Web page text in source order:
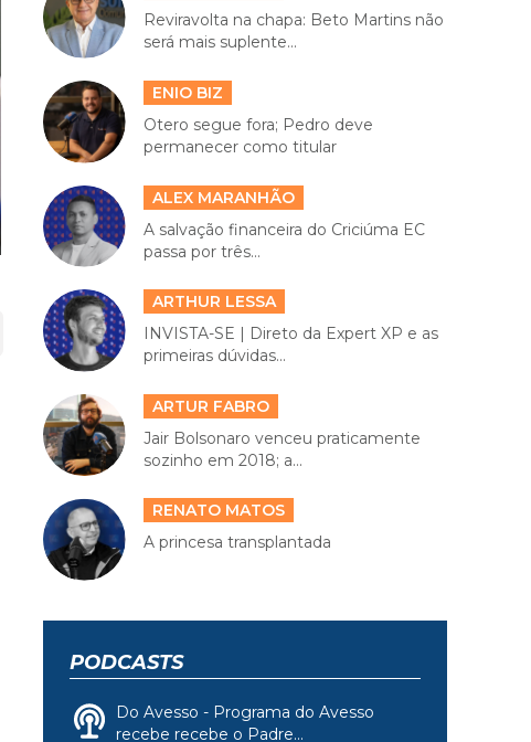
Reviravolta na chapa: Beto Martins não
será mais suplente...
ENIO BIZ
Otero segue fora; Pedro deve
permanecer como titular
ALEX MARANHÃO
A salvação financeira do Criciúma EC
passa por três...
ARTHUR LESSA
INVISTA-SE | Direto da Expert XP e as
primeiras dúvidas...
ARTUR FABRO
Jair Bolsonaro venceu praticamente
sozinho em 2018; a...
RENATO MATOS
A princesa transplantada
PODCASTS
Do Avesso - Programa do Avesso
recebe recebe o Padre...